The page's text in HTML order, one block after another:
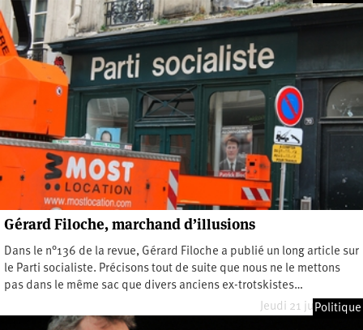
Gérard Filoche, marchand d’illusions
Dans le n°136 de la revue, Gérard Filoche a publié un long article sur
le Parti socialiste. Précisons tout de suite que nous ne le mettons
pas dans le même sac que divers anciens ex-trotskistes…
Jeudi 21 juillet 2022
Politique